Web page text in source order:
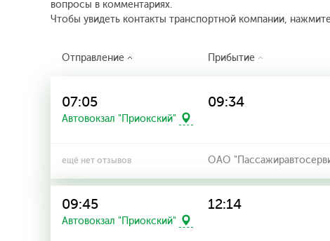
вопросы в комментариях.
Чтобы увидеть контакты транспортной компании,
Отправление Прибытие
07:05
Автовокзал "Приокский"
09:34
ещё нет отзывов ОАО
09:45
Автовокзал "Приокский"
12:14